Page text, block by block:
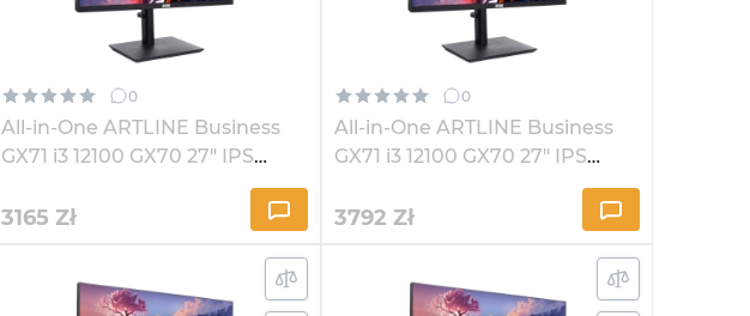
0
All-in-One ARTLINE Business
GX71 i3 12100 GX70 27" IPS
3165 Zł
0
All-in-One ARTLINE Business
GX71 i3 12100 GX70 27" IPS
3792 Zł